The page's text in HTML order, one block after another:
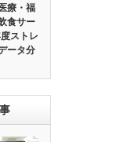
療・福
食サー
ストレ
ータ分